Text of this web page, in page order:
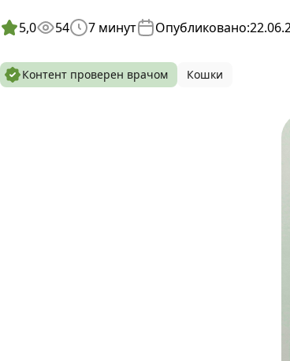
5,0 54 7 минут Опубликовано:
Контент проверен врачом Кошки